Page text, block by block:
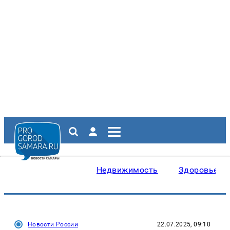
Недвижимость Здоровье
Новости России 22.07.2025, 09:10